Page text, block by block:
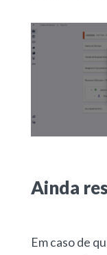
Ainda
Em caso de